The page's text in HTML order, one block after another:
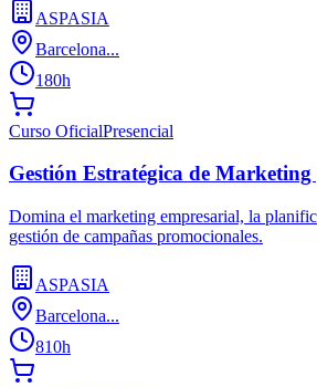
ASPASIA
Barcelona...
180h
Curso OficialPresencial
Gestión Estratégica de
Domina el marketing empresarial, la
gestión de campañas promocionales.
ASPASIA
Barcelona...
810h